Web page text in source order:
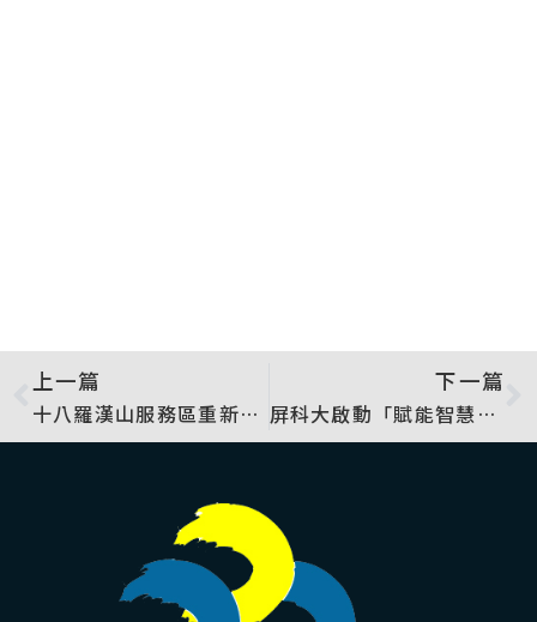
上一篇
十八羅漢山服務區重新開幕 十八羅漢山服務區重新開幕 從保育到永續，打造深入六龜的第一站
下一篇
屏科大啟動「賦能智慧世代 創新跨域人才」新篇章 114年高教深耕計畫核定經費首度突破2億3,000萬元